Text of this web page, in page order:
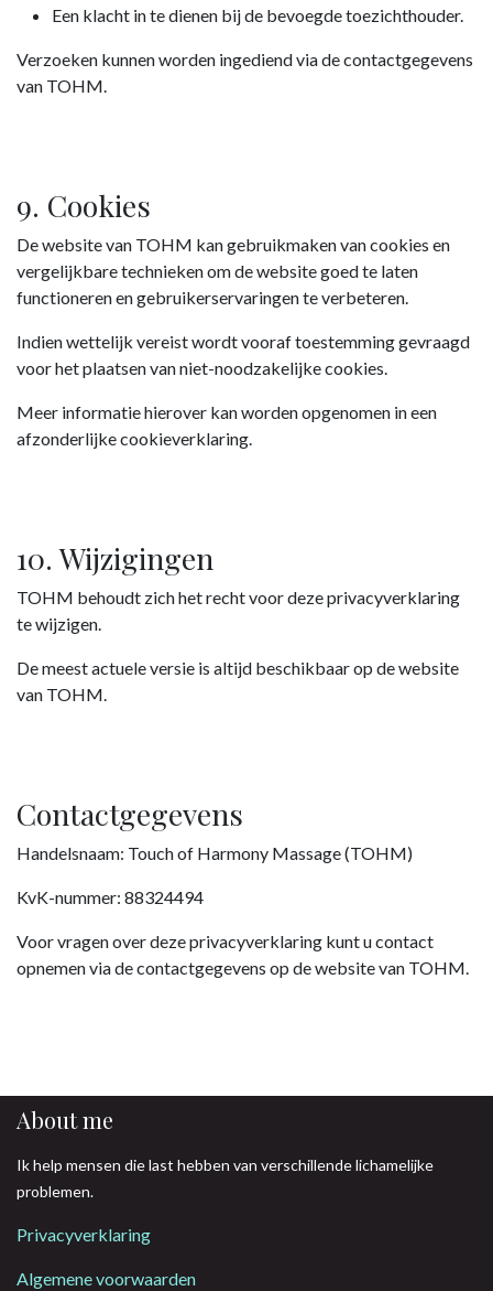
Een klacht in te dienen bij de bevoegde toezichthouder.
Verzoeken kunnen worden ingediend via de contactgegevens
van TOHM.
9. Cookies
De website van TOHM kan gebruikmaken van cookies en
vergelijkbare technieken om de website goed te laten
functioneren en gebruikerservaringen te verbeteren.
Indien wettelijk vereist wordt vooraf toestemming gevraagd
voor het plaatsen van niet-noodzakelijke cookies.
Meer informatie hierover kan worden opgenomen in een
afzonderlijke cookieverklaring.
10. Wijzigingen
TOHM behoudt zich het recht voor deze privacyverklaring
te wijzigen.
De meest actuele versie is altijd beschikbaar op de website
van TOHM.
Contactgegevens
Handelsnaam: Touch of Harmony Massage (TOHM)
KvK-nummer: 88324494
Voor vragen over deze privacyverklaring kunt u contact
opnemen via de contactgegevens op de website van TOHM.
About me
Ik help mensen die last hebben van verschillende lichamelijke
problemen.
Privacyverklaring
Algemene voorwaarden